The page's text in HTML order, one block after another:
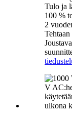
Tulo ja
100 %
2